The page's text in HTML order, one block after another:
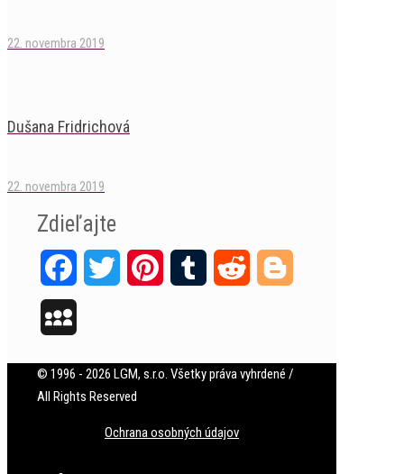
22. novembra 2019
Dušana Fridrichová
22. novembra 2019
Zdieľajte
FacebookTwitter Pinterest Tumblr Reddit
© 1996 - 2026 LGM, s.r.o. Všetky práva vyhrdené /
All Rights Reserved
Ochrana osobných údajov